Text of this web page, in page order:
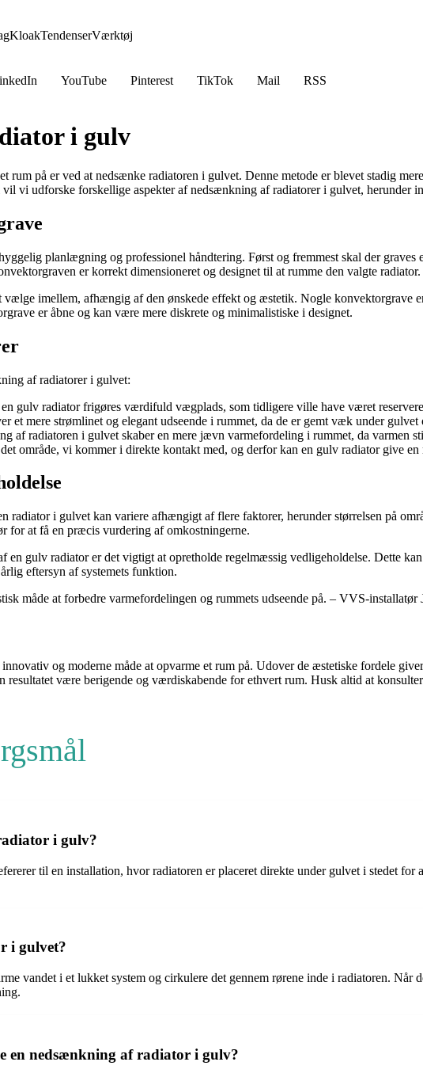
KloakTendenserVærktøj
YouTube Pinterest TikTok Mail
RSS
i gulv
rum på er ved at nedsænke radiatoren i gulvet. Denne metode er blevet stadig
vi udforske forskellige aspekter af nedsænkning af radiatorer i gulvet, herunder
planlægning og professionel håndtering. Først og fremmest skal der
er korrekt dimensioneret og designet til at rumme den valgte radiator.
imellem, afhængig af den ønskede effekt og æstetik. Nogle
er åbne og kan være mere diskrete og minimalistiske i designet.
af radiatorer i gulvet:
en gulv radiator frigøres værdifuld vægplads, som tidligere ville have været
et mere strømlinet og elegant udseende i rummet, da de er gemt væk under
af radiatoren i gulvet skaber en mere jævn varmefordeling i rummet, da varmen
område, vi kommer i direkte kontakt med, og derfor kan en gulv radiator give
radiator i gulvet kan variere afhængigt af flere faktorer, herunder størrelsen på
for at få en præcis vurdering af omkostningerne.
en gulv radiator er det vigtigt at opretholde regelmæssig vedligeholdelse. Dette
eftersyn af systemets funktion.
måde at forbedre varmefordelingen og rummets udseende på. – VVS-installatør
og moderne måde at opvarme et rum på. Udover de æstetiske fordele
være berigende og værdiskabende for ethvert rum. Husk altid at
i gulv?
til en installation, hvor radiatoren er placeret direkte under gulvet i stedet
i gulvet?
vandet i et lukket system og cirkulere det gennem rørene inde i radiatoren.
en nedsænkning af radiator i gulv?